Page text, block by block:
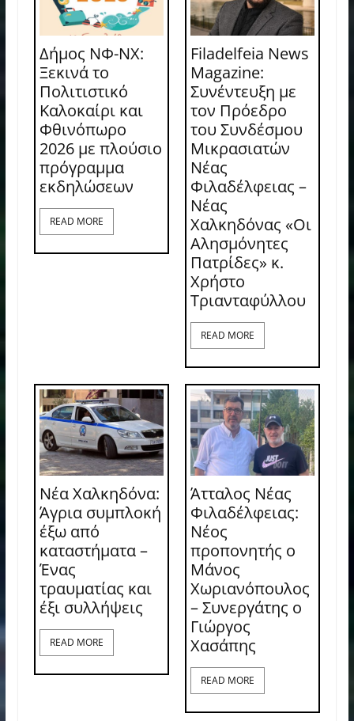
Δήμος ΝΦ-ΝΧ:
Ξεκινά το
Πολιτιστικό
Καλοκαίρι και
Φθινόπωρο
2026 με πλούσιο
πρόγραμμα
εκδηλώσεων
READ MORE
Filadelfeia News
Magazine:
Συνέντευξη με
τον Πρόεδρο
του Συνδέσμου
Μικρασιατών
Νέας
Φιλαδέλφειας –
Νέας
Χαλκηδόνας «Οι
Αλησμόνητες
Πατρίδες» κ.
Χρήστο
Τριανταφύλλου
READ MORE
Νέα Χαλκηδόνα:
Άγρια συμπλοκή
έξω από
καταστήματα –
Ένας
τραυματίας και
έξι συλλήψεις
READ MORE
Άτταλος Νέας
Φιλαδέλφειας:
Νέος
προπονητής ο
Μάνος
Χωριανόπουλος
– Συνεργάτης ο
Γιώργος
Χασάπης
READ MORE